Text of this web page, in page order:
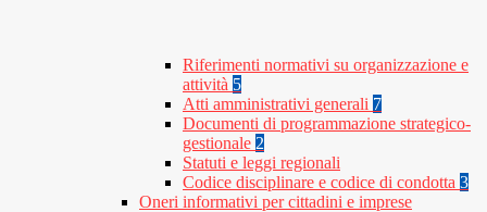
Riferimenti normativi su organizzazione e
attività 5
Atti amministrativi generali 7
Documenti di programmazione strategico-
gestionale 2
Statuti e leggi regionali
Codice disciplinare e codice di condotta 3
Oneri informativi per cittadini e imprese